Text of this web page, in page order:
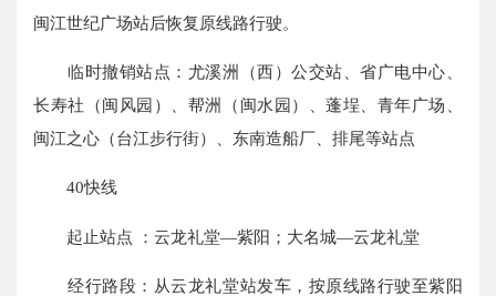
闽江世纪广场站后恢复原线路行驶。
临时撤销站点：尤溪洲（西）公交站、省广电中心、
长寿社（闽风园）、帮洲（闽水园）、蓬埕、青年广场、
闽江之心（台江步行街）、东南造船厂、排尾等站点
40快线
起止站点 ：云龙礼堂—紫阳；大名城—云龙礼堂
经行路段：从云龙礼堂站发车，按原线路行驶至紫阳